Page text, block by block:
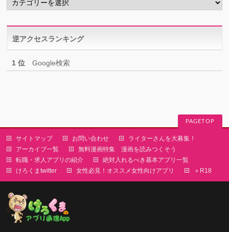
テ
リ
ー逆アクセスランキング
1 位 Google検索
PAGETOP
サイトマップ お問い合わせ
ライターさんを大募集！
アーカイブ一覧
無料漫画特集 漫画を読みつくそう
転職・求人アプリの紹介
絶対入れるべき基本アプリ一覧
けろくまtwitter
女性必見！オススメ女性向けアプリ ＋R18